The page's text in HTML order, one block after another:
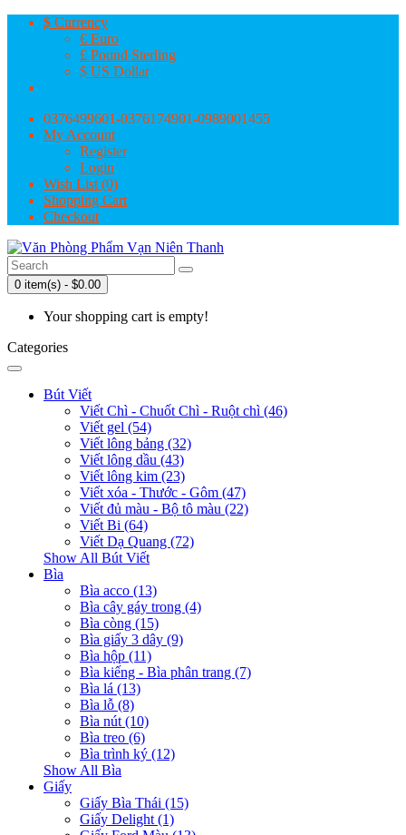
$ Currency
€ Euro
£ Pound Sterling
$ US Dollar
0376499601-0376174901-0989001455
My Account
Register
Login
Wish List (0)
Shopping Cart
Checkout
0 item(s) - $0.00
Your shopping cart is empty!
Categories
Bút Viết
Viết Chì - Chuốt Chì - Ruột chì (46)
Viết gel (54)
Viết lông bảng (32)
Viết lông dầu (43)
Viết lông kim (23)
Viết xóa - Thước - Gôm (47)
Viết đủ màu - Bộ tô màu (22)
Viết Bi (64)
Viết Dạ Quang (72)
Show All Bút Viết
Bìa
Bìa acco (13)
Bìa cây gáy trong (4)
Bìa còng (15)
Bìa giấy 3 dây (9)
Bìa hộp (11)
Bìa kiếng - Bìa phân trang (7)
Bìa lá (13)
Bìa lỗ (8)
Bìa nút (10)
Bìa treo (6)
Bìa trình ký (12)
Show All Bìa
Giấy
Giấy Bìa Thái (15)
Giấy Delight (1)